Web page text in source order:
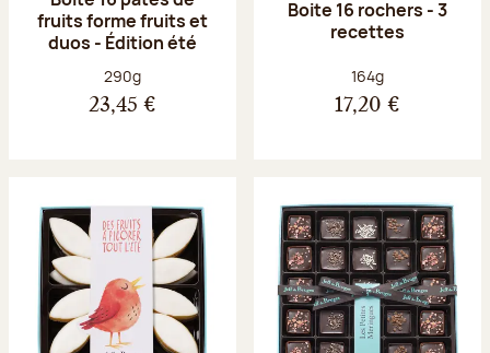
fruits forme fruits et
duos - Édition été
Poids net :
290g
23,45 €
Boite 16 rochers - 3
recettes
Poids net :
164g
17,20 €